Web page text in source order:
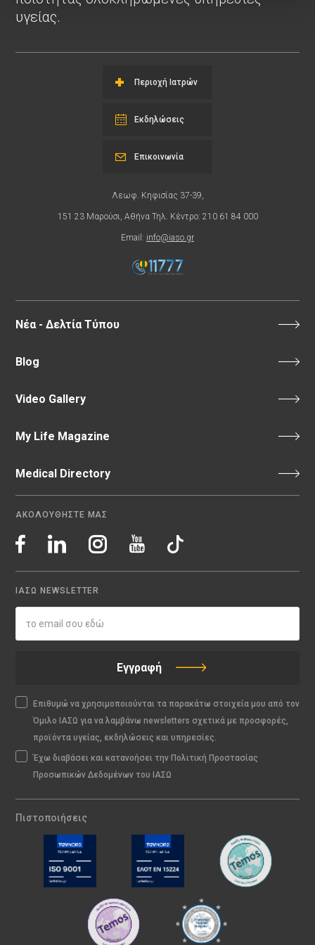
υγείας.
Περιοχή Ιατρών
Εκδηλώσεις
Λεωφ. Κηφισίας 37-39,
151 23 Μαρούσι, Αθήνα Τηλ. Κέντρο: 210 61 84 000
Email: info@iaso.gr
Επικοινωνία
Νέα - Δελτία Τύπου
Blog
Video Gallery
My Life Magazine
Medical Directory
ΑΚΟΛΟΥΘΗΣΤΕ ΜΑΣ
ΙΑΣΩ NEWSLETTER
Εγγραφή
Επιθυμώ να χρησιμοποιούνται τα παρακάτω στοιχεία μου από τον
Όμιλο ΙΑΣΩ για να λαμβάνω newsletters σχετικά με προσφορές,
προϊόντα υγείας, εκδηλώσεις και υπηρεσίες.
Έχω διαβάσει και κατανοήσει την Πολιτική Προστασίας
Προσωπικών Δεδομένων του ΙΑΣΩ
Πιστοποιήσεις